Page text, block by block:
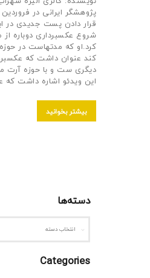
قرار دادن پست جدیدی در
شروع عکسبرداری دوباره از
کرد.او که مدتهاست در
کند عنوان داشت که
دیگری ست و با حوزه آرت
این ویدئو اشاره داشت
بیشتر بخوانید
دسته‌ها
Categories